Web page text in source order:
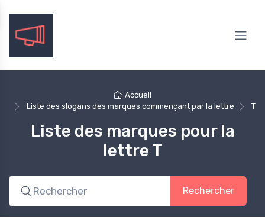
Accueil
Liste des slogans des marques commençant par la lettre
T
Liste des marques pour la
lettre T
Rechercher